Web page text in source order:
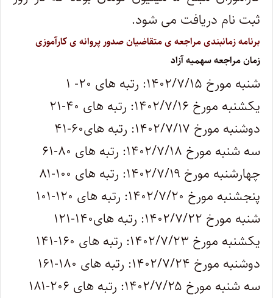
ثبت نام دریافت می شود.
برنامه زمانبندی مراجعه ی متقاضیان صدور پروانه ی کارآموزی
زمان مراجعه سهمیه آزاد
شنبه مورخ ۱۴۰۲/۷/۱۵: رتبه های ۲۰- ۱
یکشنبه مورخ ۱۴۰۲/۷/۱۶: رتبه های ۴۰-۲۱
دوشنبه مورخ ۱۴۰۲/۷/۱۷: رتبه های۶۰-۴۱
سه شنبه مورخ ۱۴۰۲/۷/۱۸: رتبه های ۸۰-۶۱
چهارشنبه مورخ ۱۴۰۲/۷/۱۹: رتبه های ۱۰۰-۸۱
پنجشنبه مورخ ۱۴۰۲/۷/۲۰: رتبه های ۱۲۰-۱۰۱
شنبه مورخ ۱۴۰۲/۷/۲۲: رتبه های۱۴۰-۱۲۱
یکشنبه مورخ ۱۴۰۲/۷/۲۳: رتبه های ۱۶۰-۱۴۱
دوشنبه مورخ ۱۴۰۲/۷/۲۴: رتبه های ۱۸۰-۱۶۱
سه شنبه مورخ ۱۴۰۲/۷/۲۵: رتبه های ۲۰۶-۱۸۱